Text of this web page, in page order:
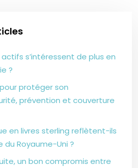
s’intéressent de plus en
?
protéger son
prévention et couverture
en livres sterling reflètent-ils
du Royaume-Uni ?
un bon compromis entre